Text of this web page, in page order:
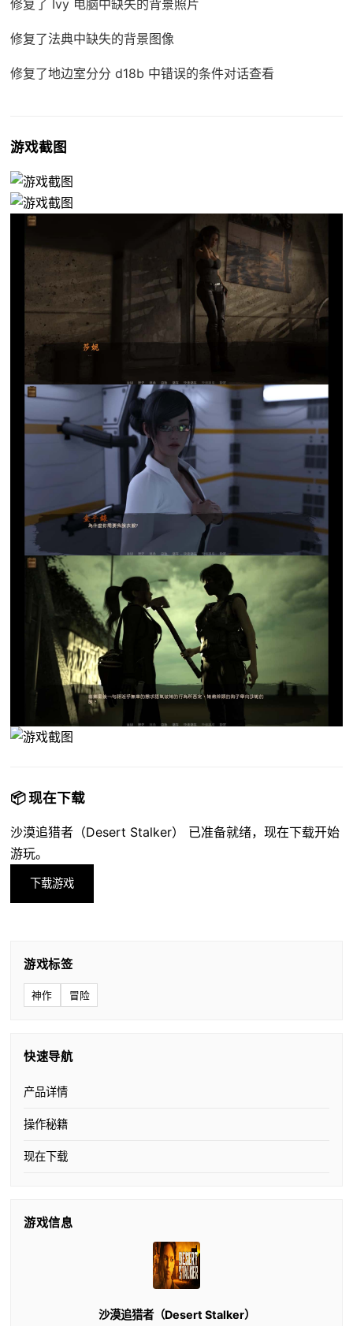
修复了 Ivy 电脑中缺失的背景照片
修复了法典中缺失的背景图像
修复了地边室分分 d18b 中错误的条件对话查看
游戏截图
📦 现在下载
沙漠追猎者（Desert Stalker） 已准备就绪，现在下载开始
游玩。
下载游戏
游戏标签
神作 冒险
快速导航
产品详情
操作秘籍
现在下载
游戏信息
沙漠追猎者（Desert Stalker）